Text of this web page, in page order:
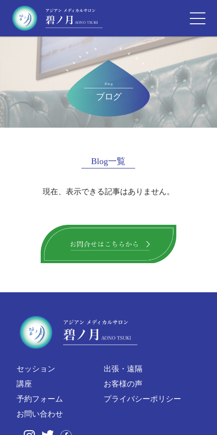
Blog一覧
現在、表示できる記事はありません。
セッション
講座
出張・遠隔
お客様の声
予約フォーム
お問い合わせ
プライバシーポリシー